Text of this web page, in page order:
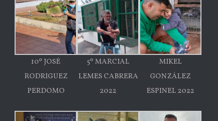
10º JOSÉ
RODRIGUEZ
PERDOMO
5º MARCIAL
LEMES CABRERA
2022
MIKEL
GONZÁLEZ
ESPINEL 2022